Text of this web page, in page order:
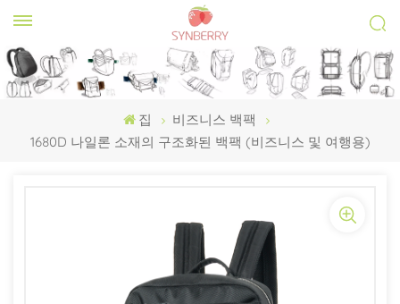
집
비즈니스 백팩
1680D 나일론 소재의 구조화된 백팩 (비즈니스 및 여행용)